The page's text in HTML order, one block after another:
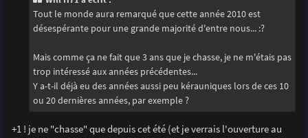
Tout le monde aura remarqué que cette année 2010 est
désespérante pour une grande majorité d'entre nous... :?
Mais comme ça ne fait que 3 ans que je chasse, je ne m'étais pas
trop intéressé aux années précédentes...
Y a-t-il déjà eu des années aussi peu kérauniques lors de ces 10
ou 20 dernières années, par exemple ?
+1 ! je ne "chasse" que depuis cet été (et je verrais l'ouverture au